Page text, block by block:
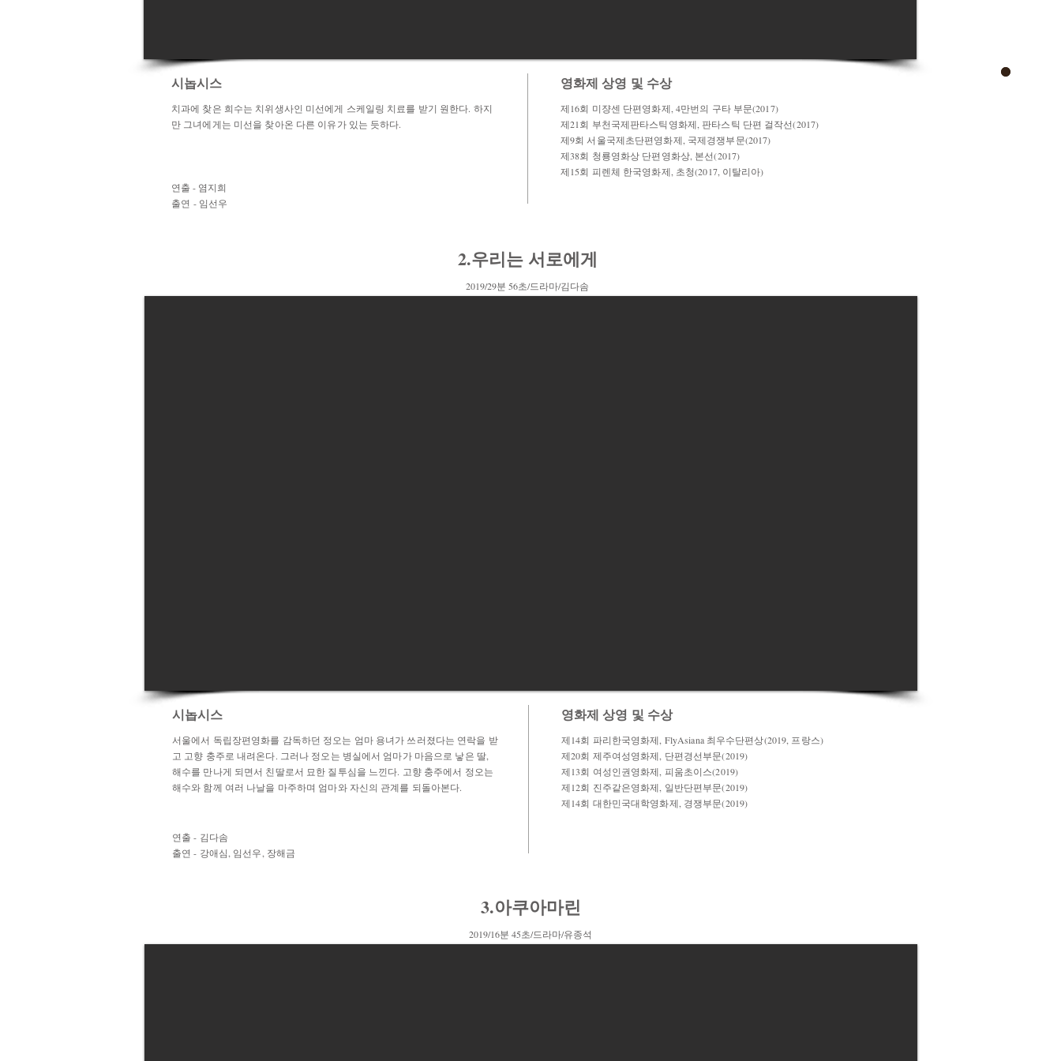
시놉시스
치과에 찾은 희수는 치위생사인 미선에게 스케일링 치료를 받기 원한다. 하지
만 그녀에게는 미선을 찾아온 다른 이유가 있는 듯하다.
연출 - 염지희
출연 - 임선우
영화제 상영 및 수상
제16회 미쟝센 단편영화제, 4만번의 구타 부문(2017)
제21회 부천국제판타스틱영화제, 판타스틱 단편 걸작선(2017)
제9회 서울국제초단편영화제, 국제경쟁부문(2017)
제38회 청룡영화상 단편영화상, 본선(2017)
제15회 피렌체 한국영화제, 초청(2017, 이탈리아)
2.우리는 서로에게
2019/29분 56초/드라마/김다솜
시놉시스
서울에서 독립장편영화를 감독하던 정오는 엄마 용녀가 쓰러졌다는 연락을 받
고 고향 충주로 내려온다. 그러나 정오는 병실에서 엄마가 마음으로 낳은 딸,
해수를 만나게 되면서 친딸로서 묘한 질투심을 느낀다. 고향 충주에서 정오는
해수와 함께 여러 나날을 마주하며 엄마와 자신의 관계를 되돌아본다.
연출 - 김다솜
​출연 - 강애심, 임선우, 장해금
영화제 상영 및 수상
제14회 파리한국영화제, FlyAsiana 최우수단편상(2019, 프랑스)
제20회 제주여성영화제, 단편경선부문(2019)
제13회 여성인권영화제, 피움초이스(2019)
제12회 진주같은영화제, 일반단편부문(2019)
제14회 대한민국대학영화제, 경쟁부문(2019)
3.아쿠아마린
2019/16분 45초/드라마/유종석